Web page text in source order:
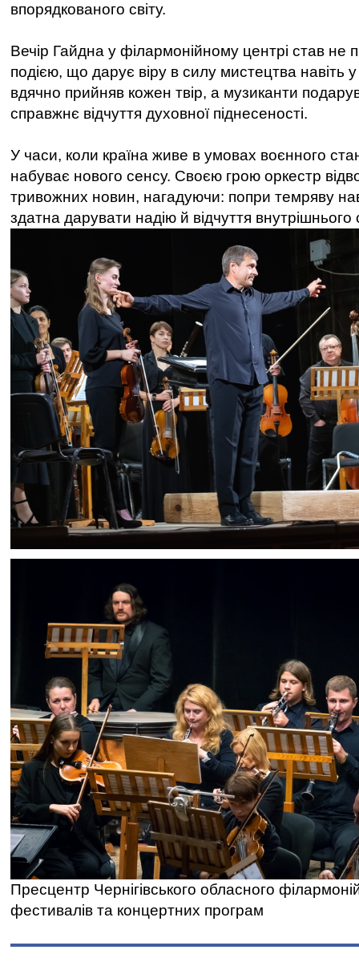
впорядкованого світу.
Вечір Гайдна у філармонійному центрі став не
подією, що дарує віру в силу мистецтва навіть
вдячно прийняв кожен твір, а музиканти
справжнє відчуття духовної піднесеності.
У часи, коли країна живе в умовах воєнного
набуває нового сенсу. Своєю грою оркестр
тривожних новин, нагадуючи: попри темряву
здатна дарувати надію й відчуття внутрішнього
Пресцентр Чернігівського обласного
фестивалів та концертних програм